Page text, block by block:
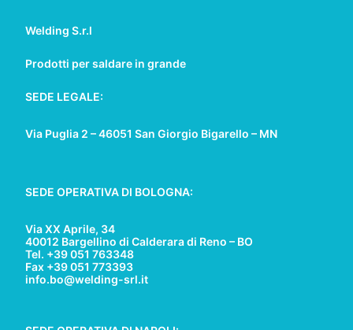
Welding S.r.l
Prodotti per saldare in grande
SEDE LEGALE:
Via Puglia 2 – 46051 San Giorgio Bigarello – MN
SEDE OPERATIVA DI BOLOGNA:
Via XX Aprile, 34
40012 Bargellino di Calderara di Reno – BO
Tel. +39 051 763348
Fax +39 051 773393
info.bo@welding-srl.it